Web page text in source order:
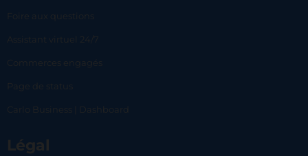
Foire aux questions
Assistant virtuel 24/7
Commerces engagés
Page de status
Carlo Business | Dashboard
Légal